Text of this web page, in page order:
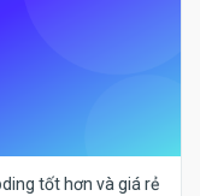
tốt hơn và giá rẻ